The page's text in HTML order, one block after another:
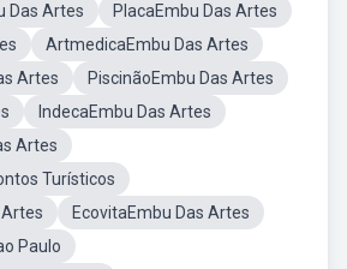
Das Artes
PlacaEmbu Das Artes
ArtmedicaEmbu Das Artes
Artes
PiscinãoEmbu Das Artes
IndecaEmbu Das Artes
Artes
Turísticos
EcovitaEmbu Das Artes
Paulo